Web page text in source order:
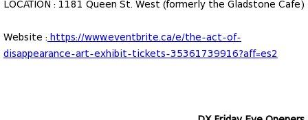
LOCATION : 1181 Queen St. West (formerly the Gladstone Cafe)
Website :https://www.eventbrite.ca/e/the-act-of-
disappearance-art-exhibit-tickets-35361739916?aff=es2